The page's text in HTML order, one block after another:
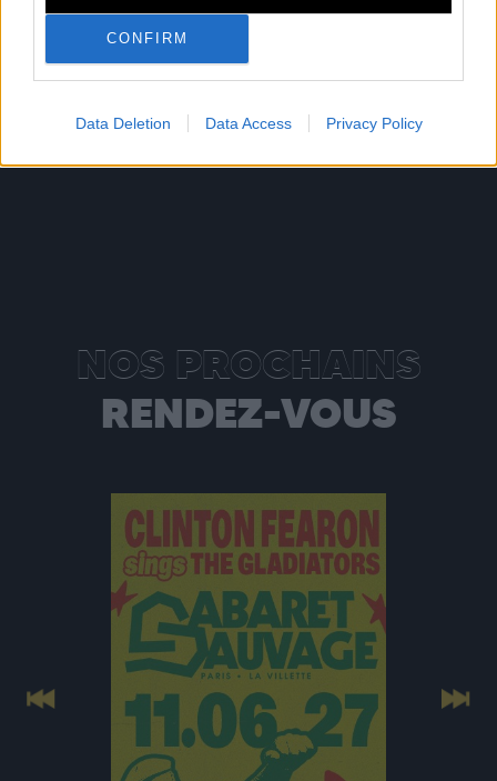
CONFIRM
Data Deletion Data Access Privacy Policy
Écouter
NOS PROCHAINS
RENDEZ-VOUS
Previous Next